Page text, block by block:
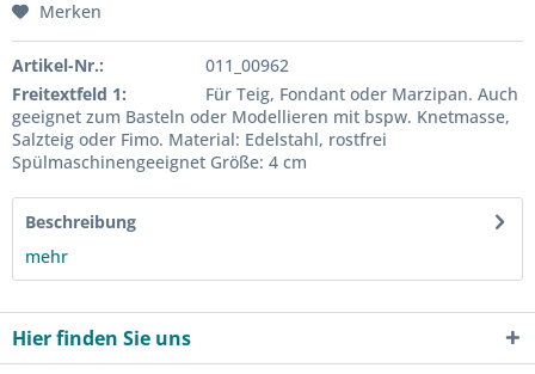
Merken
Artikel-Nr.:
011_00962
Freitextfeld 1:
Für Teig, Fondant oder Marzipan. Auch
geeignet zum Basteln oder Modellieren mit bspw. Knetmasse,
Salzteig oder Fimo. Material: Edelstahl, rostfrei
Spülmaschinengeeignet Größe: 4 cm
Beschreibung
mehr
Hier finden Sie uns